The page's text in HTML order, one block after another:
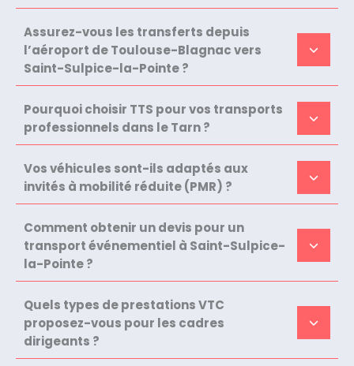
Assurez-vous les transferts depuis
l’aéroport de Toulouse-Blagnac vers
Saint-Sulpice-la-Pointe ?
Pourquoi choisir TTS pour vos transports
professionnels dans le Tarn ?
Vos véhicules sont-ils adaptés aux
invités à mobilité réduite (PMR) ?
Comment obtenir un devis pour un
transport événementiel à Saint-Sulpice-
la-Pointe ?
Quels types de prestations VTC
proposez-vous pour les cadres
dirigeants ?